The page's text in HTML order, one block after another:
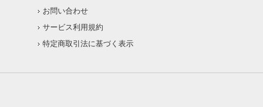
お問い合わせ
サービス利用規約
特定商取引法に基づく表示